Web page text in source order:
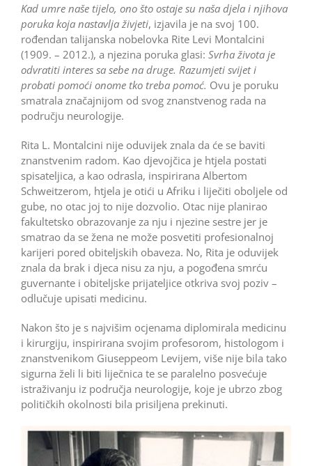
Kad umre naše tijelo, ono što ostaje su naša djela i njihova
poruka koja nastavlja živjeti, izjavila je na svoj 100.
rođendan talijanska nobelovka Rite Levi Montalcini
(1909. – 2012.), a njezina poruka glasi: Svrha života je
odvratiti interes sa sebe na druge. Razumjeti svijet i
probati pomoći onome tko treba pomoć. Ovu je poruku
smatrala značajnijom od svog znanstvenog rada na
području neurologije.
Rita L. Montalcini nije oduvijek znala da će se baviti
znanstvenim radom. Kao djevojčica je htjela postati
spisateljica, a kao odrasla, inspirirana Albertom
Schweitzerom, htjela je otići u Afriku i liječiti oboljele od
gube, no otac joj to nije dozvolio. Otac nije planirao
fakultetsko obrazovanje za nju i njezine sestre jer je
smatrao da se žena ne može posvetiti profesionalnoj
karijeri pored obiteljskih obaveza. No, Rita je oduvijek
znala da brak i djeca nisu za nju, a pogođena smrću
guvernante i obiteljske prijateljice otkriva svoj poziv –
odlučuje upisati medicinu.
Nakon što je s najvišim ocjenama diplomirala medicinu
i kirurgiju, inspirirana svojim profesorom, histologom i
znanstvenikom Giuseppeom Levijem, više nije bila tako
sigurna želi li biti liječnica te se paralelno posvećuje
istraživanju iz područja neurologije, koje je ubrzo zbog
političkih okolnosti bila prisiljena prekinuti.